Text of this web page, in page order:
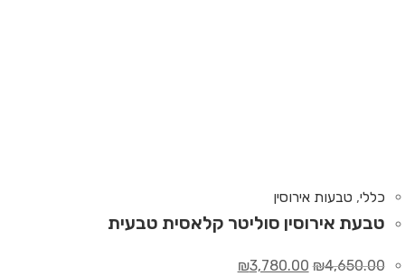
כללי, טבעות אירוסין
טבעת אירוסין סוליטר קלאסית טבעית
₪4,650.00
₪3,780.00